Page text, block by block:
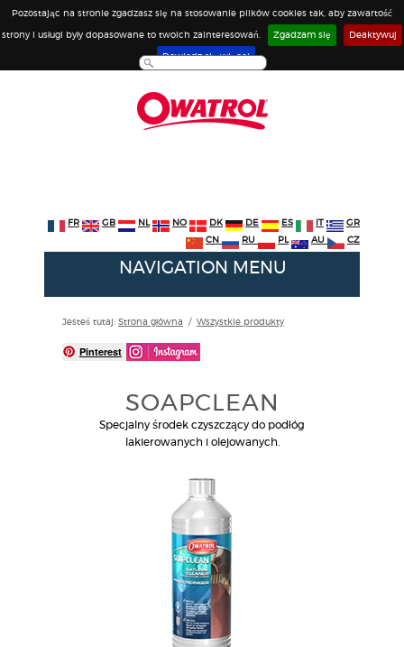
Pozostając na stronie zgadzasz się na stosowanie plików cookies tak, aby zawartość
strony i usługi były dopasowane to twoich zainteresowań. Zgadzam się Deaktywuj
Dowiedz się więcej
FR GB NL NO DK DE ES IT
GR
CN
RU PL AU CZ
NAVIGATION MENU
Jesteś tutaj: Strona główna / Wszystkie produkty
Pinterest
SOAPCLEAN
Specjalny środek czyszczący do podłóg
lakierowanych i olejowanych.